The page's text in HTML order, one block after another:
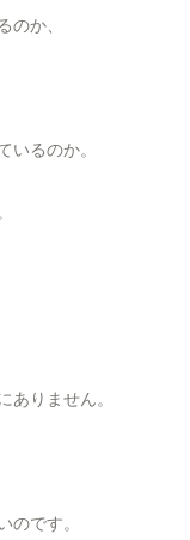
のか、
いるのか。
ありません。
のです。